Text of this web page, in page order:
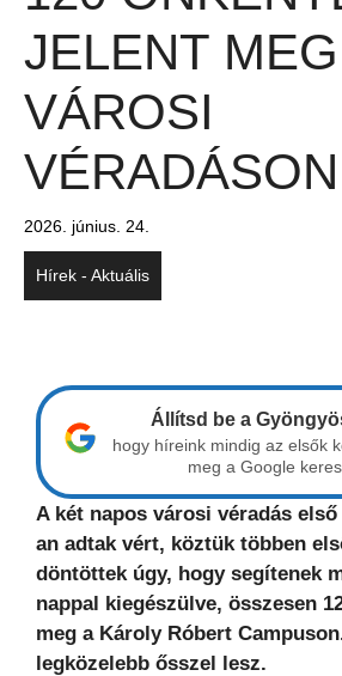
JELENT
VÁROSI
VÉRADÁSON
2026. június. 24.
Hírek - Aktuális
Állítsd be a
hogy híreink mindig az elsők
meg a Google
A két napos városi véradás
an adtak vért, köztük többen
döntöttek úgy, hogy segítenek
nappal kiegészülve, összesen
meg a Károly Róbert
legközelebb ősszel lesz.